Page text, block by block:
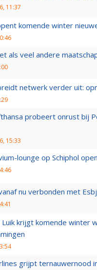
11:37
komende winter
als veel andere
netwerk verder uit:
probeert onrust bij
15:33
lounge op Schiphol
nu verbonden met
Luik krijgt komende winter
grijpt ternauwernood